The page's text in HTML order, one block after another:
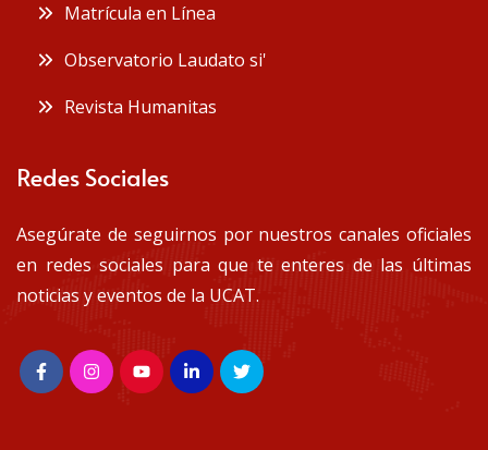
Matrícula en Línea
Observatorio Laudato si'
Revista Humanitas
Redes Sociales
Asegúrate de seguirnos por nuestros canales oficiales
en redes sociales para que te enteres de las últimas
noticias y eventos de la UCAT.